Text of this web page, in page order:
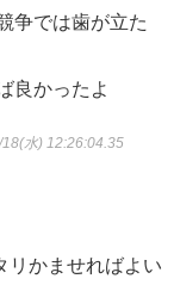
争では歯が立た
良かったよ
18(水) 12:26:04.35
リかませればよい